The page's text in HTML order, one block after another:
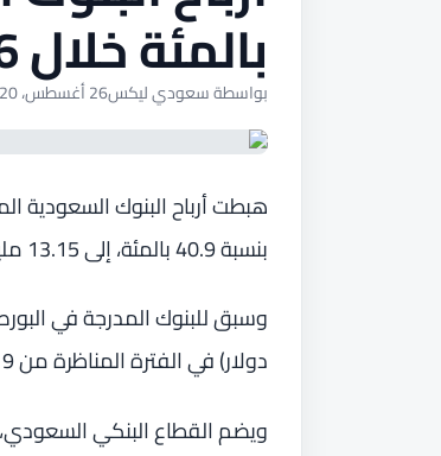
بالمئة خلال 6 شهور
بواسطة سعودي ليكس26 أغسطس، 2020
هبطت أرباح البنوك السعودية
بنسبة 40.9 بالمئة، إلى 13.15 مليار ريال (3.51 مليارات دولار).
دولار) في الفترة المناظرة من 2019.
ويضم القطاع البنكي السعودي، 11 بنكا محليا مدرجا في البورصة، وفروعا لـ 15 بنكا أجنبيا.